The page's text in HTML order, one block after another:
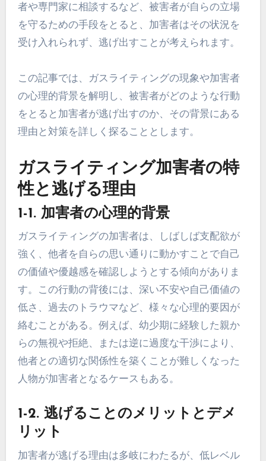
者や専門家に相談するなど、被害者が自らの立場
を守るための手段をとると、加害者はその状況を
受け入れられず、逃げ出すことが考えられます。
この記事では、ガスライティングの現象や加害者
の心理的背景を解明し、被害者がどのような行動
をとると加害者が逃げ出すのか、その背景にある
理由と対策を詳しく探ることとします。
ガスライティング加害者の特
性と逃げる理由
1-1. 加害者の心理的背景
ガスライティングの加害者は、しばしば支配欲が
強く、他者を自らの思い通りに動かすことで自己
の価値や優越感を確認しようとする傾向がありま
す。この行動の背後には、深い不安や自己価値の
低さ、過去のトラウマなど、様々な心理的要因が
絡むことがある。例えば、幼少期に経験した親か
らの無視や拒絶、または逆に過度な干渉により、
他者との適切な関係性を築くことが難しくなった
人物が加害者となるケースもある。
1-2. 逃げることのメリットとデメ
リット
加害者が逃げる理由は多岐にわたるが、低レベル